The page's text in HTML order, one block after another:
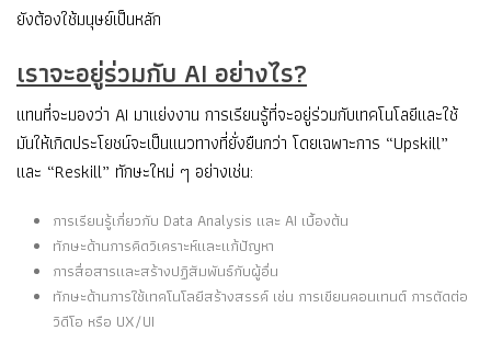
ยังต้องใช้มนุษย์เป็นหลัก
เราจะอยู่ร่วมกับ AI อย่างไร?
แทนที่จะมองว่า AI มาแย่งงาน การเรียนรู้ที่จะอยู่ร่วมกับเทคโนโลยีและใช้
มันให้เกิดประโยชน์จะเป็นแนวทางที่ยั่งยืนกว่า โดยเฉพาะการ “Upskill”
และ “Reskill” ทักษะใหม่ ๆ อย่างเช่น:
การเรียนรู้เกี่ยวกับ Data Analysis และ AI เบื้องต้น
ทักษะด้านการคิดวิเคราะห์และแก้ปัญหา
การสื่อสารและสร้างปฏิสัมพันธ์กับผู้อื่น
ทักษะด้านการใช้เทคโนโลยีสร้างสรรค์ เช่น การเขียนคอนเทนต์ การตัดต่อ
วิดีโอ หรือ UX/UI